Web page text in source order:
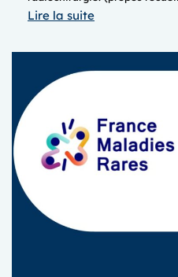
Lire la suite:
sa
vie
MAV
cérébrale
(vidéo